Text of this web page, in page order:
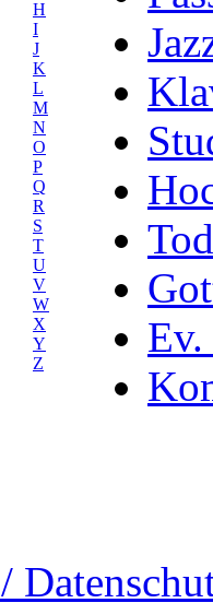
H
I
J
K
L
M
N
O
P
Q
R
S
T
U
V
W
X
Y
Z
Ev.